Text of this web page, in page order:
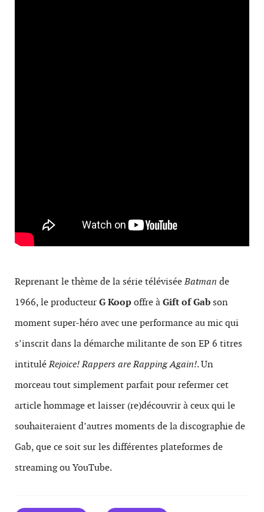
Reprenant le thème de la série téléviséeBatman de
1966, le producteurG Koopoffre àGift of Gab son
moment super-héro avec une performance au mic qui
s’inscrit dans la démarche militante de son EP 6 titres
intituléRejoice! Rappers are Rapping Again!. Un
morceau tout simplement parfait pour refermer cet
article hommage et laisser (re)découvrir à ceux qui le
souhaiteraient d’autres moments de la discographie de
Gab, que ce soit sur les différentes plateformes de
streaming ou YouTube.